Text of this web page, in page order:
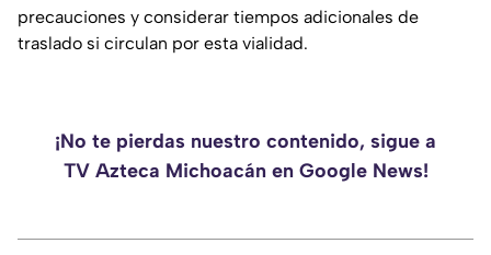
precauciones y considerar tiempos adicionales de
traslado si circulan por esta vialidad.
¡No te pierdas nuestro contenido, sigue a
TV Azteca Michoacán en Google News!